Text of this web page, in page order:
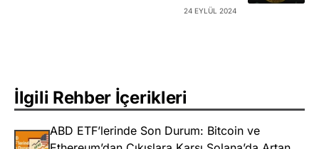
24 EYLÜL 2024
İlgili Rehber İçerikleri
ABD ETF’lerinde Son Durum: Bitcoin ve